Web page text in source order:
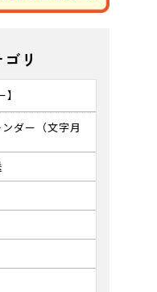
リ
ダー（文字月